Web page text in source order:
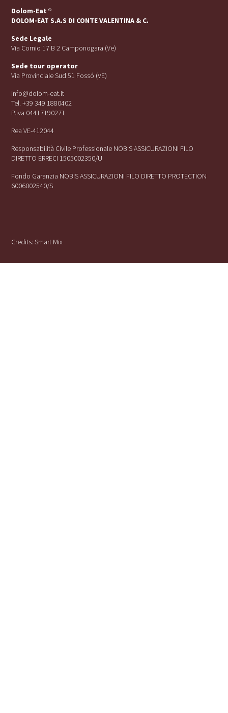
Dolom-Eat ®
DOLOM-EAT S.A.S DI CONTE VALENTINA & C.
Sede Legale
Via Cornio 17 B 2 Camponogara (Ve)
Sede tour operator
Via Provinciale Sud 51 Fossó (VE)
info@dolom-eat.it
Tel. +39 349 1880402
P.iva 04417190271
Rea VE-412044
Responsabilità Civile Professionale NOBIS ASSICURAZIONI FILO
DIRETTO ERRECI 1505002350/U
Fondo Garanzia NOBIS ASSICURAZIONI FILO DIRETTO PROTECTION
6006002540/S
Credits:Smart Mix